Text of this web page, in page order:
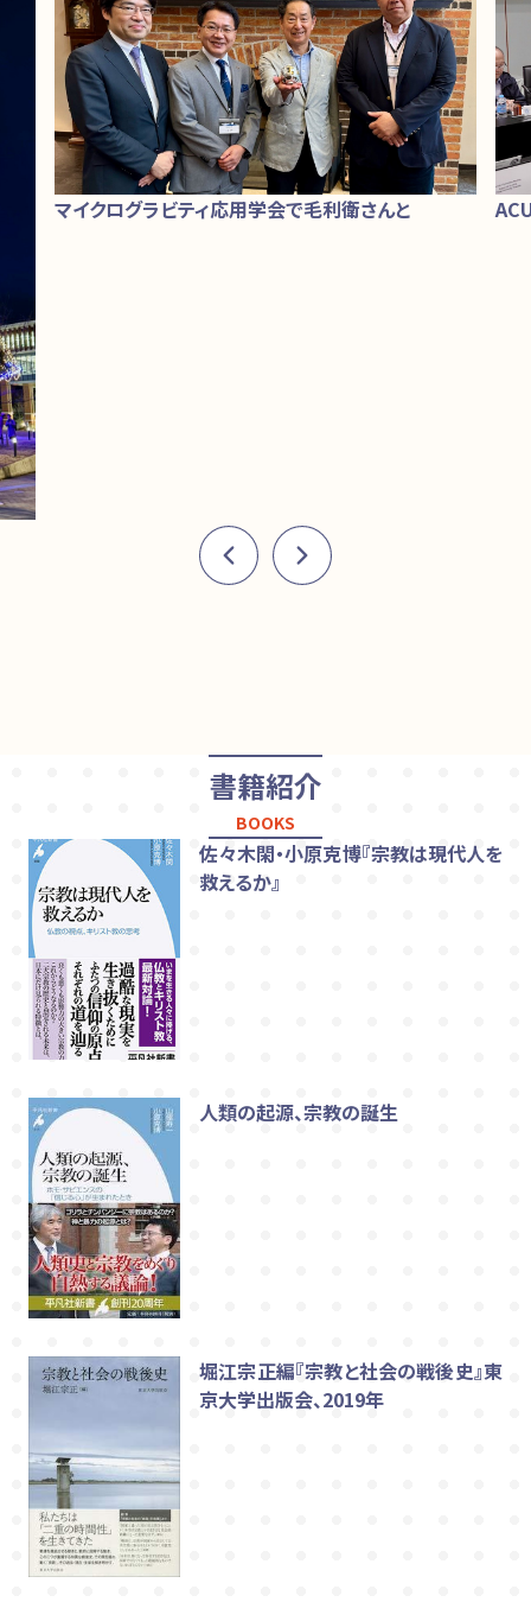
マイクログラビティ応用学会で毛利衛さんと
書籍紹介
BOOKS
佐々木閑・小原克博『宗教は現代人を
救えるか』
人類の起源、宗教の誕生
堀江宗正編『宗教と社会の戦後史』東
京大学出版会、2019年